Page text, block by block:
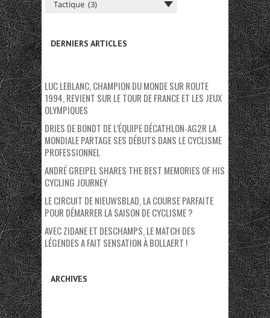
DERNIERS ARTICLES
LUC LEBLANC, CHAMPION DU MONDE SUR ROUTE
1994, REVIENT SUR LE TOUR DE FRANCE ET LES JEUX
OLYMPIQUES
DRIES DE BONDT DE L’ÉQUIPE DÉCATHLON-AG2R LA
MONDIALE PARTAGE SES DÉBUTS DANS LE CYCLISME
PROFESSIONNEL
ANDRÉ GREIPEL SHARES THE BEST MEMORIES OF HIS
CYCLING JOURNEY
LE CIRCUIT DE NIEUWSBLAD, LA COURSE PARFAITE
POUR DÉMARRER LA SAISON DE CYCLISME ?
AVEC ZIDANE ET DESCHAMPS, LE MATCH DES
LÉGENDES A FAIT SENSATION À BOLLAERT !
ARCHIVES